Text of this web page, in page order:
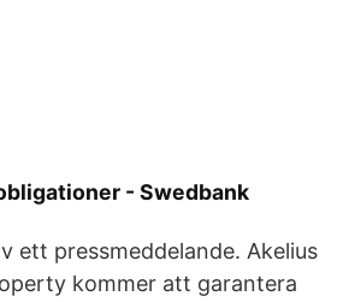
- Swedbank
ett pressmeddelande. Akelius
kommer att garantera